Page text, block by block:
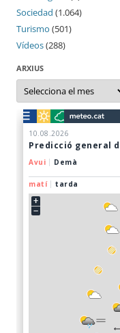
Sociedad (1.064)
Turismo (501)
Vídeos(288)
ARXIUS
Arxius